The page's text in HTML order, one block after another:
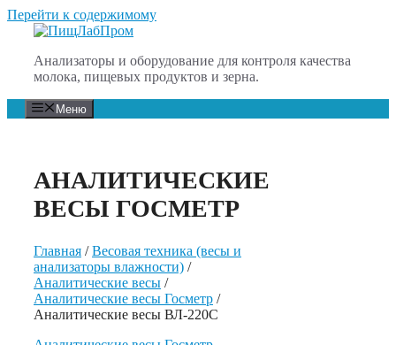
Перейти к содержимому
Анализаторы и оборудование для контроля качества
молока, пищевых продуктов и зерна.
Меню
АНАЛИТИЧЕСКИЕ
ВЕСЫ ГОСМЕТР
Главная /Весовая техника (весы и
анализаторы влажности) /
Аналитические весы /
Аналитические весы Госметр /
Аналитические весы ВЛ-220С